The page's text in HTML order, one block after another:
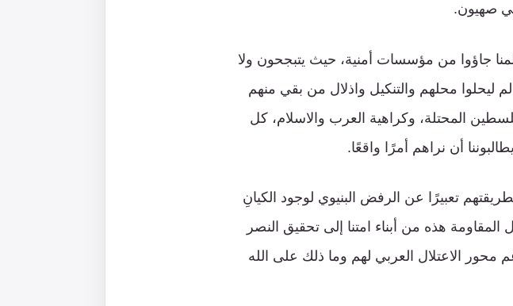
صهيون.
جاؤوا من مؤسسات أمنية، حيث يتبجحون ولا
ليحلوا محلهم والتنكيل واذلال من بقي منهم
المحتلة، وكراهية العرب والاسلام، كل
أن نراهم أمرًا واقعًا.
تعبيرًا عن الرفض البنيوي لوجود الكيانِ
هذه من أبناء امتنا إلى تحقيق النصر
محور الاعتلال العربي لهم وما ذلك على الله